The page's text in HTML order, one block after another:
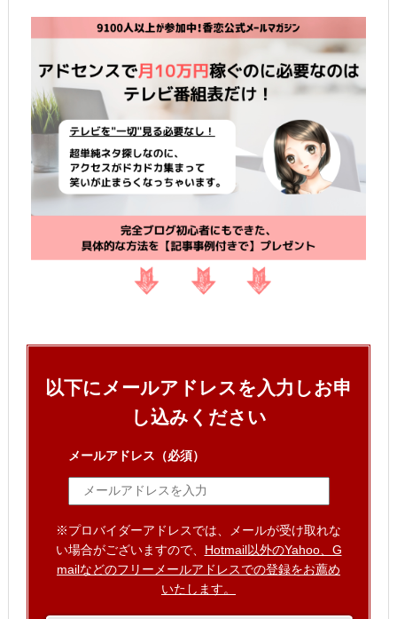
ド
ウ
で
き
ま
す)
以下にメールアドレスを入力しお申
し込みください
メールアドレス （必須）
※プロバイダーアドレスでは、メールが受け取れな
い場合がございますので、 Hotmail以外のYahoo、G
mailなどのフリーメールアドレスでの登録をお薦め
いたします。